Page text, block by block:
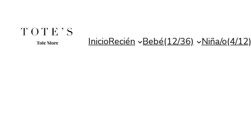
contenido
InicioRecién Bebé(12/36) Niña/o(4/12)